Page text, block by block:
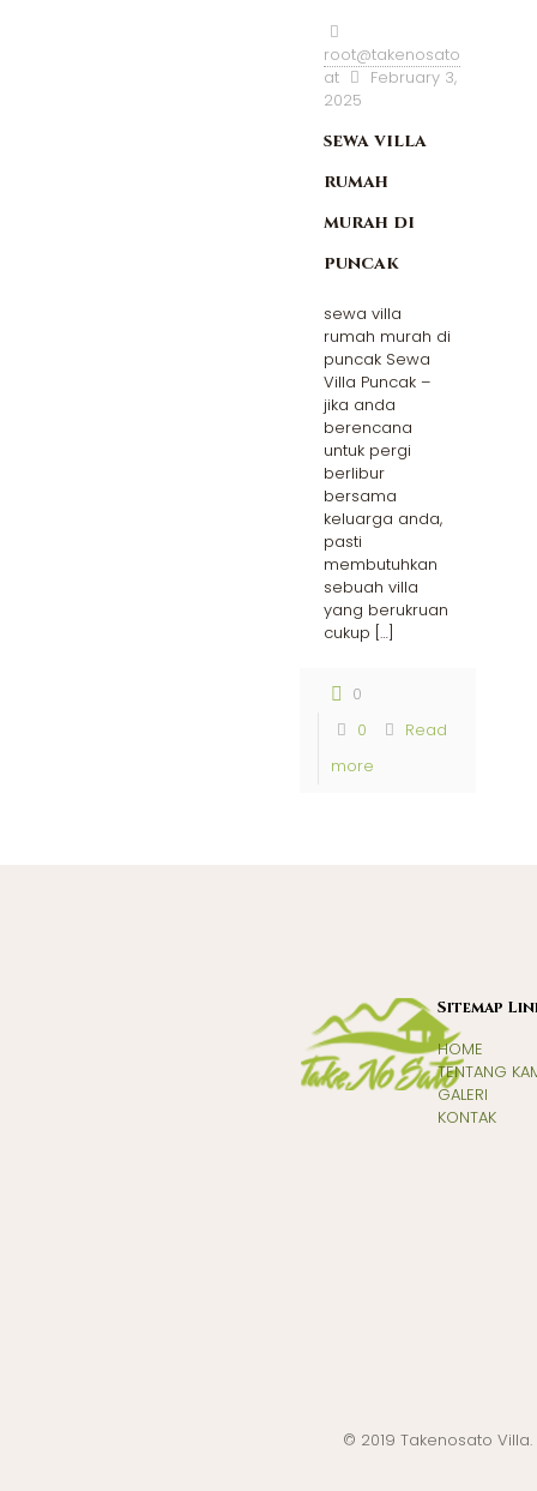
root@takenosato
at
February 3,
2025
sewa villa
rumah
murah di
puncak
sewa villa
rumah murah di
puncak Sewa
Villa Puncak –
jika anda
berencana
untuk pergi
berlibur
bersama
keluarga anda,
pasti
membutuhkan
sebuah villa
yang berukruan
cukup […]
0
0
Read
more
Sitemap
HOME
TENTANG
GALERI
KONTAK
© 2019 Takenosato